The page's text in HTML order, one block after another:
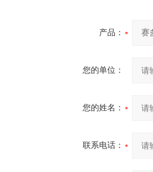
产品：
您的单位：
您的姓名：
联系电话：